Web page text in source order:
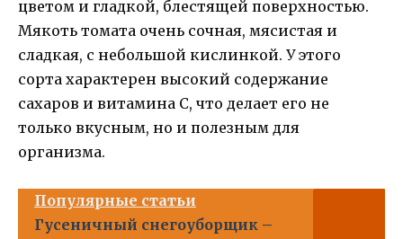
цветом и гладкой, блестящей поверхностью.
Мякоть томата очень сочная, мясистая и
сладкая, с небольшой кислинкой. У этого
сорта характерен высокий содержание
сахаров и витамина С, что делает его не
только вкусным, но и полезным для
организма.
Популярные статьи
Гусеничный снегоуборщик –